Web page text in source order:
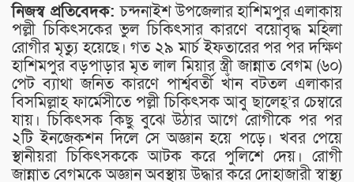
নিজস্ব প্রতিবেদক:চন্দনাইশ উপজেলার হাশিমপুর এলাকায়
পল্লী চিকিৎসকের ভুল চিকিৎসার কারণে বয়োবৃদ্ধ মহিলা
রোগীর মৃত্যু হয়েছে। গত ২৯ মার্চ ইফতারের পর পর দক্ষিণ
হাশিমপুর বড়পাড়ার মৃত লাল মিয়ার স্ত্রী জান্নাত বেগম (৬০)
পেট ব্যাথা জনিত কারণে পার্শ্ববর্তী খাঁন বটতল এলাকার
বিসমিল্লাহ ফার্মেসীতে পল্লী চিকিৎসক আবু ছালেহ্’র চেম্বারে
যায়। চিকিৎসক কিছু বুঝে উঠার আগে রোগীকে পর পর
২টি ইনজেকশন দিলে সে অজ্ঞান হয়ে পড়ে। খবর পেয়ে
স্থানীয়রা চিকিৎসককে আটক করে পুলিশে দেয়। রোগী
জান্নাত বেগমকে অজ্ঞান অবস্থায় উদ্ধার করে দোহাজারী স্বাস্থ্য